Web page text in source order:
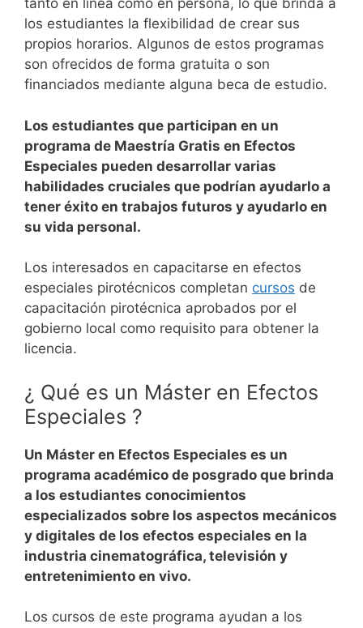
tanto en línea como en persona, lo que brinda a
los estudiantes la flexibilidad de crear sus
propios horarios. Algunos de estos programas
son ofrecidos de forma gratuita o son
financiados mediante alguna beca de estudio.
Los estudiantes que participan en un
programa de Maestría Gratis en Efectos
Especiales pueden desarrollar varias
habilidades cruciales que podrían ayudarlo a
tener éxito en trabajos futuros y ayudarlo en
su vida personal.
Los interesados ​​en capacitarse en efectos
especiales pirotécnicos completan cursos de
capacitación pirotécnica aprobados por el
gobierno local como requisito para obtener la
licencia.
¿ Qué es un Máster en Efectos
Especiales ?
Un Máster en Efectos Especiales es un
programa académico de posgrado que brinda
a los estudiantes conocimientos
especializados sobre los aspectos mecánicos
y digitales de los efectos especiales en la
industria cinematográfica, televisión y
entretenimiento en vivo.
Los cursos de este programa ayudan a los